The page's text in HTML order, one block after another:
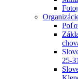
25-31